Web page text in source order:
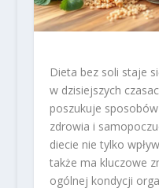
Dieta bez soli staje
w dzisiejszych
poszukuje
zdrowia i
diecie nie tylko
także ma kluczowe
ogólnej kondycji